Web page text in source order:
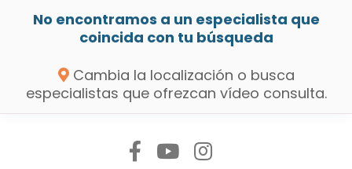
No encontramos a un especialista que
coincida con tu búsqueda
Cambia la localización o busca
especialistas que ofrezcan vídeo consulta.